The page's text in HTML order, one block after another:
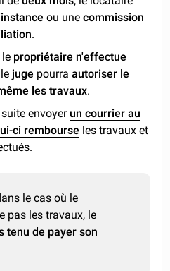
ou unecommission
.
propriétaire n'effectue
juge pourraautoriser le
les travaux.
envoyer un courrier au
ci rembourse les travaux et
le cas où le
pas les travaux, le
tenu de payer son